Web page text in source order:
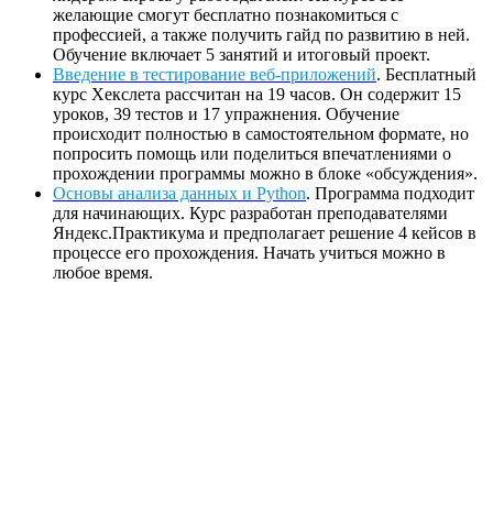
желающие смогут бесплатно познакомиться с
профессией, а также получить гайд по развитию в ней.
Обучение включает 5 занятий и итоговый проект.
Введение в тестирование веб-приложений. Бесплатный
курс Хекслета рассчитан на 19 часов. Он содержит 15
уроков, 39 тестов и 17 упражнения. Обучение
происходит полностью в самостоятельном формате, но
попросить помощь или поделиться впечатлениями о
прохождении программы можно в блоке «обсуждения».
Основы анализа данных и Python. Программа подходит
для начинающих. Курс разработан преподавателями
Яндекс.Практикума и предполагает решение 4 кейсов в
процессе его прохождения. Начать учиться можно в
любое время.